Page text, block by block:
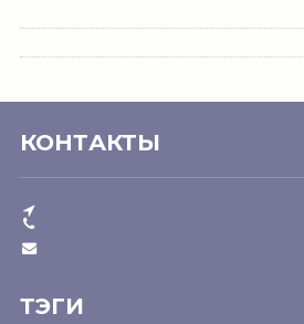
КОНТАКТЫ
ТЭГИ